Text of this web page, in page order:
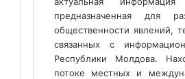
предназначенная для
общественности явлений,
связанных с
Республики Молдова.
потоке местных и